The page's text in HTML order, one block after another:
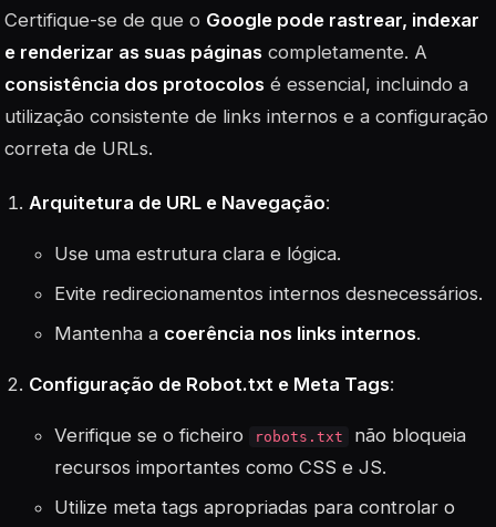
Certifique-se de que o Google pode rastrear, indexar
e renderizar as suas páginas completamente. A
consistência dos protocolos é essencial, incluindo a
utilização consistente de links internos e a configuração
correta de URLs.
Arquitetura de URL e Navegação:
Use uma estrutura clara e lógica.
Evite redirecionamentos internos desnecessários.
Mantenha a coerência nos links internos.
Configuração de Robot.txt e Meta Tags:
Verifique se o ficheiro robots.txt
não bloqueia
recursos importantes como CSS e JS.
Utilize meta tags apropriadas para controlar o